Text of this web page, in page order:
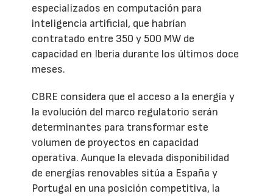
especializados en computación para
inteligencia artificial, que habrían
contratado entre 350 y 500 MW de
capacidad en Iberia durante los últimos doce
meses.
CBRE considera que el acceso a la energía y
la evolución del marco regulatorio serán
determinantes para transformar este
volumen de proyectos en capacidad
operativa. Aunque la elevada disponibilidad
de energías renovables sitúa a España y
Portugal en una posición competitiva, la